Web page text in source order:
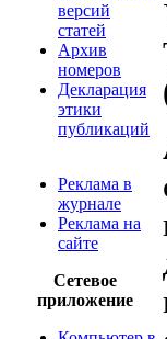
версий
статей
Архив
номеров
Декларация
этики
публикаций
Реклама в
журнале
Реклама на
сайте
Сетевое
приложение